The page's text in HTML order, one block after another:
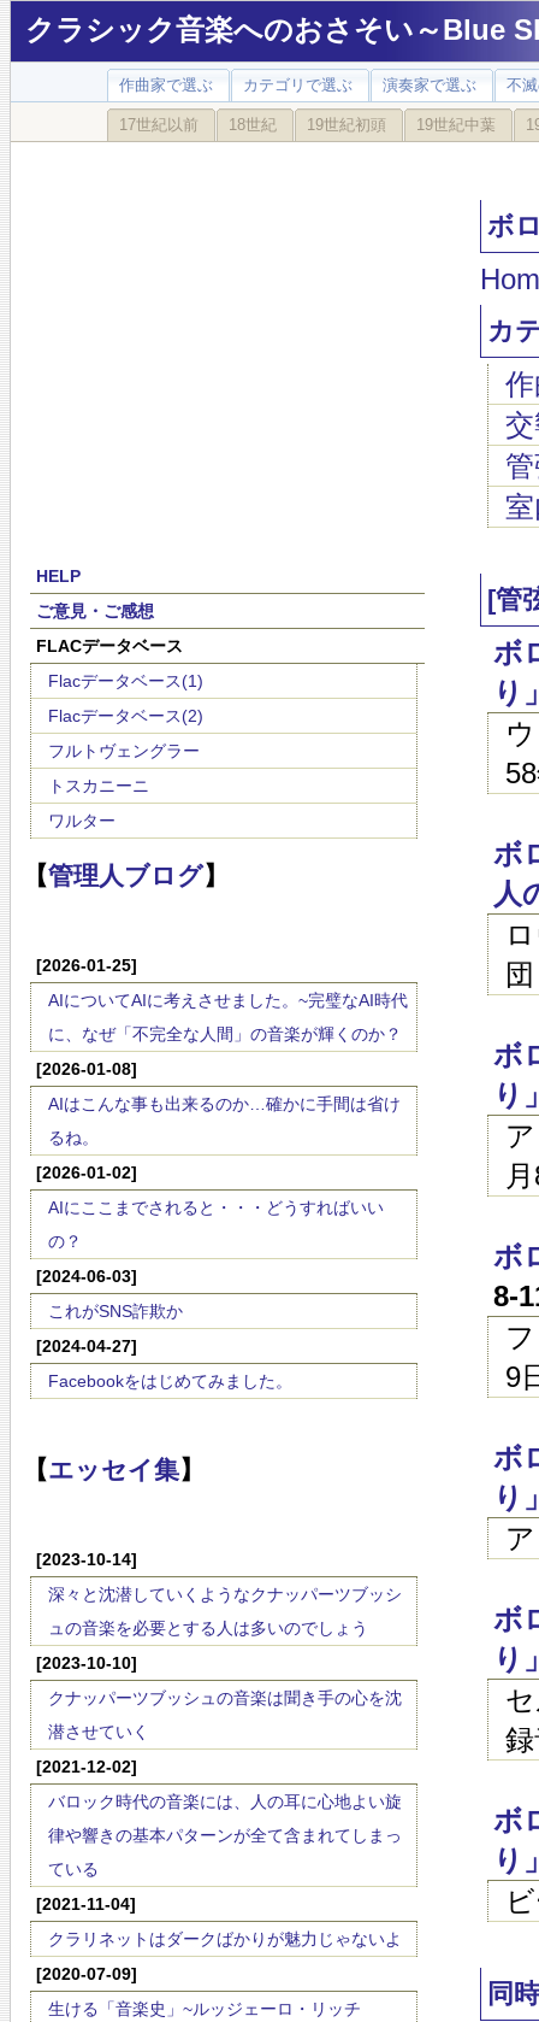
クラシック音楽へのおさそい～Blue
作曲家で選ぶ カテゴリで選ぶ 演奏家で選ぶ 不
17世紀以前 18世紀 19世紀初頭 19世紀中葉
HELP
ご意見・ご感想
FLACデータベース
Flacデータベース(1)
Flacデータベース(2)
フルトヴェングラー
トスカニーニ
ワルター
【管理人ブログ】
[2026-01-25]
AIについてAIに考えさせました。~完璧なAI時代
に、なぜ「不完全な人間」の音楽が輝くのか？
[2026-01-08]
AIはこんな事も出来るのか…確かに手間は省け
るね。
[2026-01-02]
AIにここまでされると・・・どうすればいい
の？
[2024-06-03]
これがSNS詐欺か
[2024-04-27]
Facebookをはじめてみました。
【エッセイ集】
[2023-10-14]
深々と沈潜していくようなクナッパーツブッシ
ュの音楽を必要とする人は多いのでしょう
[2023-10-10]
クナッパーツブッシュの音楽は聞き手の心を沈
潜させていく
[2021-12-02]
バロック時代の音楽には、人の耳に心地よい旋
律や響きの基本パターンが全て含まれてしまっ
ている
[2021-11-04]
クラリネットはダークばかりが魅力じゃないよ
[2020-07-09]
生ける「音楽史」~ルッジェーロ・リッチ
ボ
カ
[管
ボ
り
ボ
人
ボ
り
ボ
8-
9
ボ
り
ボ
り
ボ
り
同